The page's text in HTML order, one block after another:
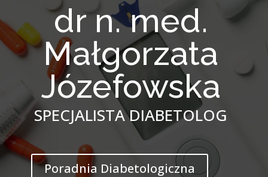
dr n. med.
Małgorzata
Józefowska
SPECJALISTA DIABETOLOG
Poradnia Diabetologiczna